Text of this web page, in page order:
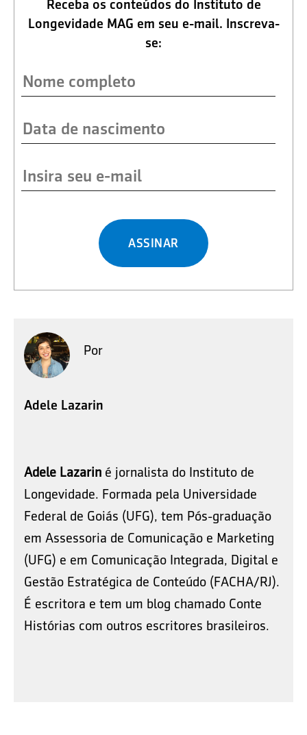
Receba os conteúdos do Instituto de
Longevidade MAG em seu e-mail. Inscreva-
se:
ASSINAR
Por
Adele Lazarin
Adele Lazarin é jornalista do Instituto de
Longevidade. Formada pela Universidade
Federal de Goiás (UFG), tem Pós-graduação
em Assessoria de Comunicação e Marketing
(UFG) e em Comunicação Integrada, Digital e
Gestão Estratégica de Conteúdo (FACHA/RJ).
É escritora e tem um blog chamado Conte
Histórias com outros escritores brasileiros.